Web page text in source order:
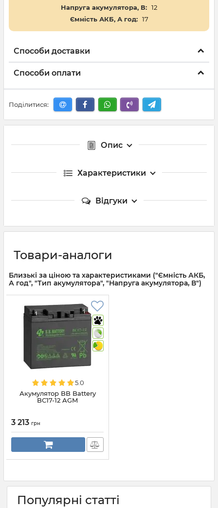
Напруга акумулятора, В: 12
Ємність АКБ, А год: 17
Способи доставки
Способи оплати
Поділитися:
Опис
Характеристики
Відгуки
Товари-аналоги
Близькі за ціною та характеристиками ("Ємність АКБ,
А год", "Тип акумулятора", "Напруга акумулятора, В")
5.0
Акумулятор BB Battery
BС17-12 AGM
3 213 грн
Популярні статті